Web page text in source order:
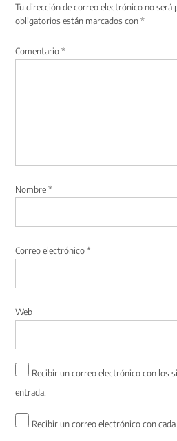
Tu dirección de correo electrónico no será
obligatorios están marcados con*
Comentario*
Nombre*
Correo electrónico*
Web
Recibir un correo electrónico con los
entrada.
Recibir un correo electrónico con